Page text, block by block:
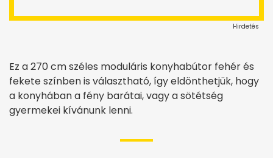
Hirdetés
Ez a 270 cm széles moduláris konyhabútor fehér és
fekete színben is választható, így eldönthetjük, hogy
a konyhában a fény barátai, vagy a sötétség
gyermekei kívánunk lenni.